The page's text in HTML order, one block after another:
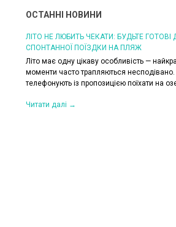
ОСТАННІ НОВИНИ
ЛІТО НЕ ЛЮБИТЬ ЧЕКАТИ: БУДЬТЕ ГОТОВІ
СПОНТАННОЇ ПОЇЗДКИ НА ПЛЯЖ
Літо має одну цікаву особливість —
моменти часто трапляються несподівано.
телефонують із пропозицією поїхати на
Читати далі →